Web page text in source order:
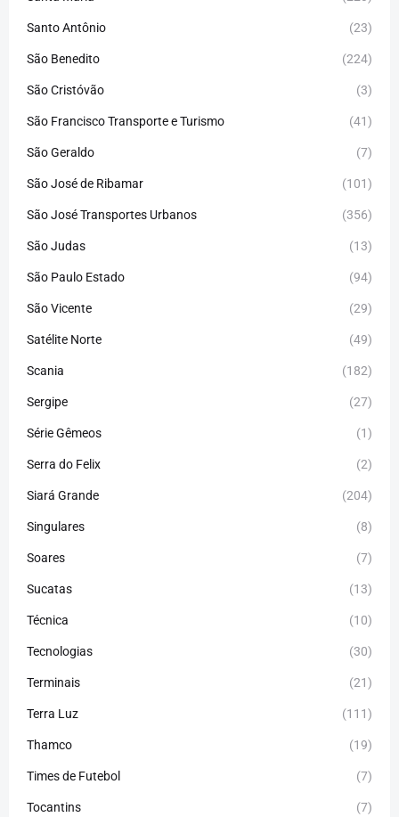
Santo Antônio (23)
São Benedito (224)
São Cristóvão (3)
São Francisco Transporte e Turismo (41)
São Geraldo (7)
São José de Ribamar (101)
São José Transportes Urbanos (356)
São Judas (13)
São Paulo Estado (94)
São Vicente (29)
Satélite Norte (49)
Scania (182)
Sergipe (27)
Série Gêmeos (1)
Serra do Felix (2)
Siará Grande (204)
Singulares (8)
Soares (7)
Sucatas (13)
Técnica (10)
Tecnologias (30)
Terminais (21)
Terra Luz (111)
Thamco (19)
Times de Futebol (7)
Tocantins (7)